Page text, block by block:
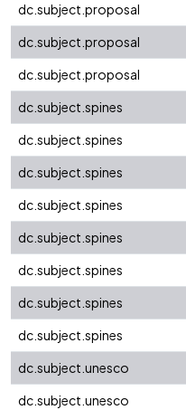
dc.subject.proposal
dc.subject.proposal
dc.subject.proposal
dc.subject.spines
dc.subject.spines
dc.subject.spines
dc.subject.spines
dc.subject.spines
dc.subject.spines
dc.subject.spines
dc.subject.spines
dc.subject.unesco
dc.subject.unesco